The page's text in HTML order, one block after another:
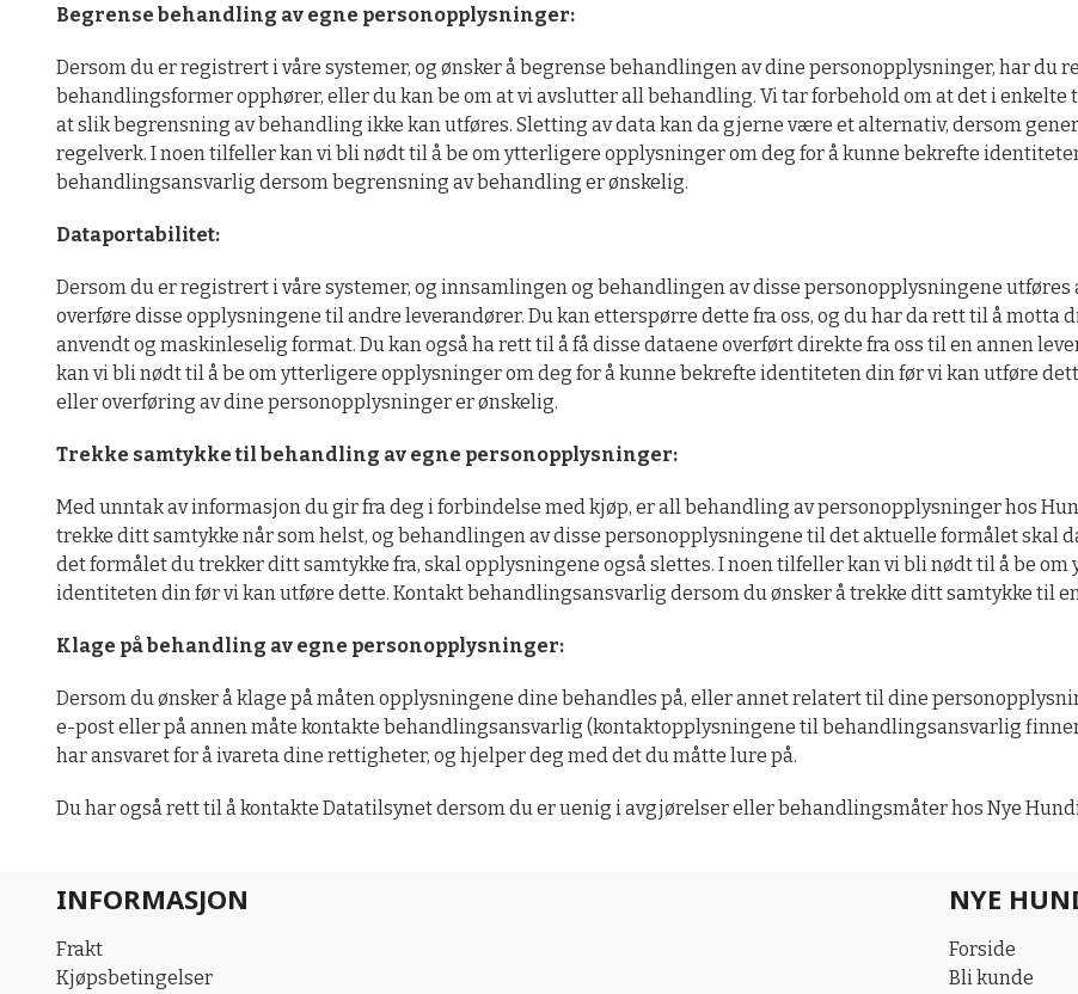
Begrense behandling av egne personopplysninger:
Dersom du er registrert i våre systemer, og ønsker å begrense behandlingen av dine personopplysninger, har du
behandlingsformer opphører, eller du kan be om at vi avslutter all behandling. Vi tar forbehold om at det i
at slik begrensning av behandling ikke kan utføres. Sletting av data kan da gjerne være et alternativ, dersom
regelverk. I noen tilfeller kan vi bli nødt til å be om ytterligere opplysninger om deg for å kunne bekrefte
behandlingsansvarlig dersom begrensning av behandling er ønskelig.
Dataportabilitet:
Dersom du er registrert i våre systemer, og innsamlingen og behandlingen av disse personopplysningene
overføre disse opplysningene til andre leverandører. Du kan etterspørre dette fra oss, og du har da rett til å
anvendt og maskinleselig format. Du kan også ha rett til å få disse dataene overført direkte fra oss til en annen
kan vi bli nødt til å be om ytterligere opplysninger om deg for å kunne bekrefte identiteten din før vi kan utføre
eller overføring av dine personopplysninger er ønskelig.
Trekke samtykke til behandling av egne personopplysninger:
Med unntak av informasjon du gir fra deg i forbindelse med kjøp, er all behandling av personopplysninger hos
trekke ditt samtykke når som helst, og behandlingen av disse personopplysningene til det aktuelle formålet skal
det formålet du trekker ditt samtykke fra, skal opplysningene også slettes. I noen tilfeller kan vi bli nødt til å be
identiteten din før vi kan utføre dette. Kontakt behandlingsansvarlig dersom du ønsker å trekke ditt samtykke til
Klage på behandling av egne personopplysninger:
Dersom du ønsker å klage på måten opplysningene dine behandles på, eller annet relatert til dine
e-post eller på annen måte kontakte behandlingsansvarlig (kontaktopplysningene til behandlingsansvarlig
har ansvaret for å ivareta dine rettigheter, og hjelper deg med det du måtte lure på.
Du har også rett til å kontakte Datatilsynet dersom du er uenig i avgjørelser eller behandlingsmåter hos Nye
INFORMASJON
Frakt
Kjøpsbetingelser
NYE
Forside
Bli kunde